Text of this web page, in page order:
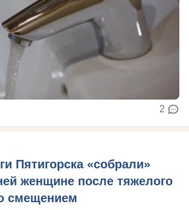
2
Пятигорска «собрали»
женщине после тяжелого
смещением